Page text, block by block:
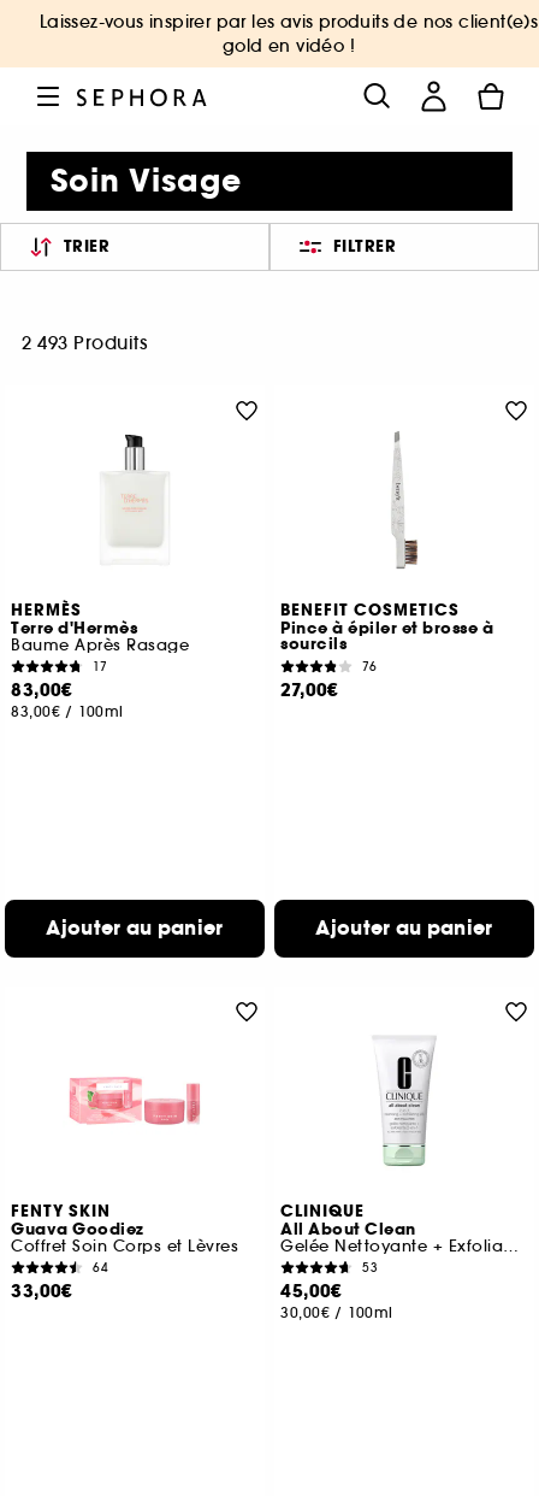
Laissez-vous inspirer par les avis produits de nos client(e)s
gold en vidéo !
Soin Visage
TRIER FILTRER
2 493 Produits
HERMÈS
Terre d'Hermès
Baume Après Rasage
17
83,00€
83,00€ / 100ml
Ajouter au panier
BENEFIT COSMETICS
Pince à épiler et brosse à
sourcils
76
27,00€
Ajouter au panier
FENTY SKIN
Guava Goodiez
Coffret Soin Corps et Lèvres
64
33,00€
CLINIQUE
All About Clean
Gelée Nettoyante + Exfoliante 2-en-1
53
45,00€
30,00€ / 100ml